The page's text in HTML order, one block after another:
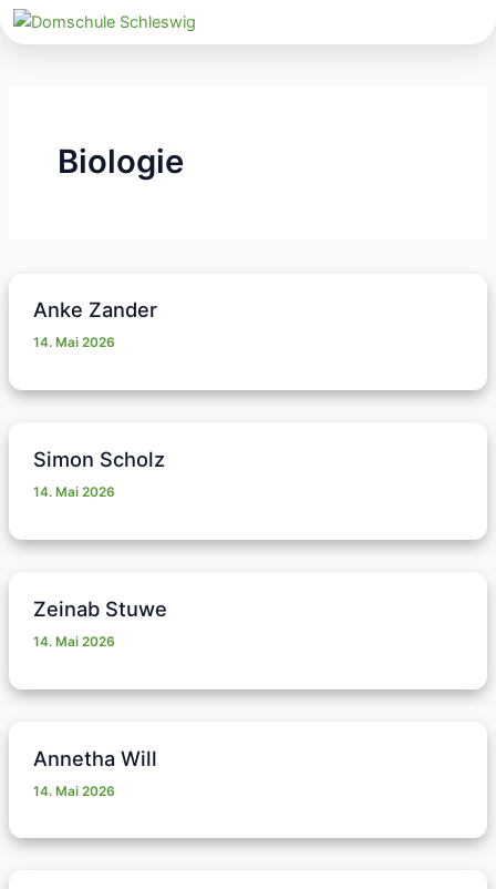
Biologie
Anke Zander
14. Mai 2026
Simon Scholz
14. Mai 2026
Zeinab Stuwe
14. Mai 2026
Annetha Will
14. Mai 2026